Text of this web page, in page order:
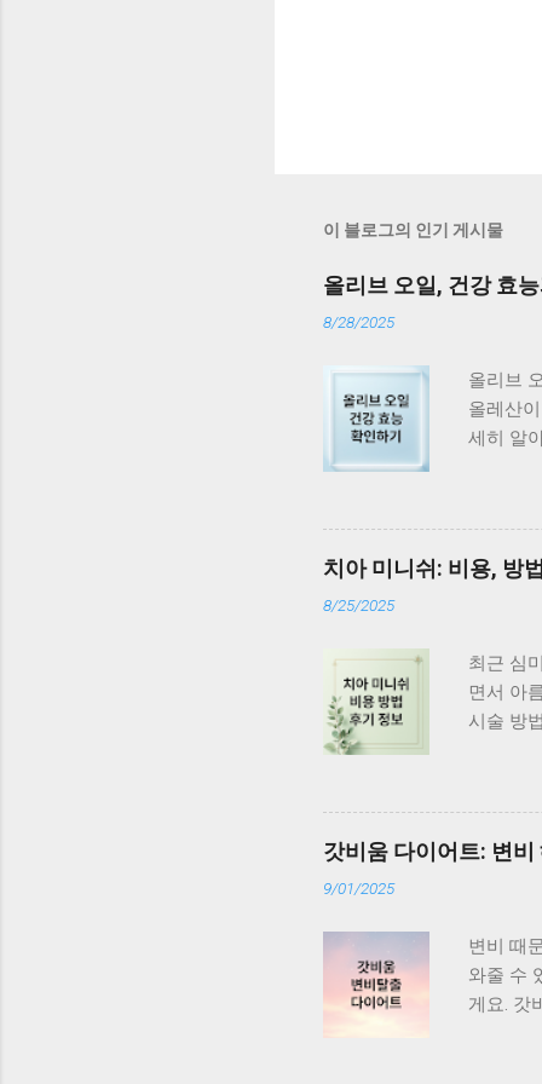
이 블로그의 인기 게시물
올리브 오일, 건강 효
8/28/2025
올리브
올레산
세히 알
혈관 건
정보 더
콜레스
폴리페
쳐 피부
절에도
을 낮추
치아 미니쉬: 비용, 방
8/25/2025
최근 심
면서 아
시술 방
연 치아
를 만들
행돼요.
과를 얻
니쉬는
아가 심
미니쉬,
나 변색
갓비움 다이어트: 변
9/01/2025
변비 때
와줄 수
게요. 갓
운 분들